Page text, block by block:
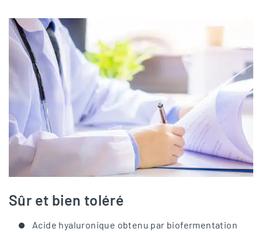
Sûr et bien toléré
Acide hyaluronique obtenu par biofermentation